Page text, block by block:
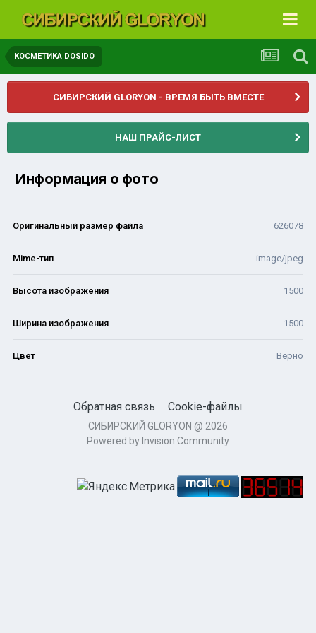
КОСМЕТИКА DOSIDO
СИБИРСКИЙ GLORYON - ВРЕМЯ БЫТЬ ВМЕСТЕ
НАШ ПРАЙС-ЛИСТ
Информация о фото
Оригинальный размер файла 626078
Mime-тип image/jpeg
Высота изображения 1500
Ширина изображения 1500
Цвет Верно
Обратная связь Cookie-файлы
СИБИРСКИЙ GLORYON @ 2026
Powered by Invision Community